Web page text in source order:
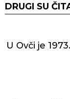
DRUGI SU
U Ovči je